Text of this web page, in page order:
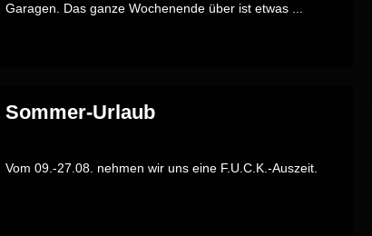
Garagen. Das ganze Wochenende über ist etwas ...
Sommer-Urlaub
Vom 09.-27.08. nehmen wir uns eine F.U.C.K.-Auszeit.